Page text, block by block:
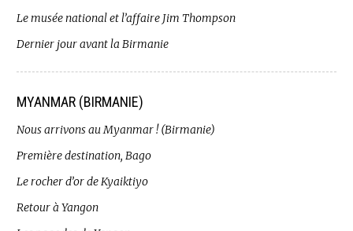
Le musée national et l’affaire Jim Thompson
Dernier jour avant la Birmanie
MYANMAR (BIRMANIE)
Nous arrivons au Myanmar ! (Birmanie)
Première destination, Bago
Le rocher d’or de Kyaiktiyo
Retour à Yangon